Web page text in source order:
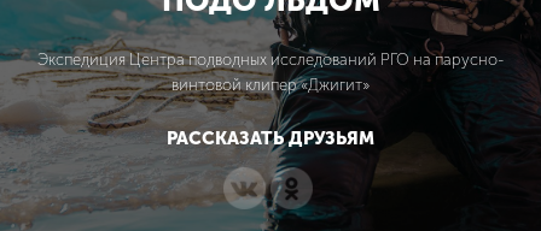
Экспедиция Центра подводных исследований РГО на парусно-
винтовой клипер «Джигит»
РАССКАЗАТЬ ДРУЗЬЯМ